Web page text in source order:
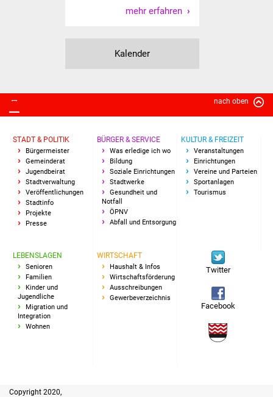
ÖPNV
Stadtfest
Ostermarkt
Stadtbücherei
Stadtarchiv
mehr erfahren
Kalender
nach oben
STADT & POLITIK
Bürgermeister
Gemeinderat
Jugendbeirat
Stadtverwaltung
Veröffentlichungen
Stadtinfo
Projekte
Presse
BÜRGER & SERVICE
Was erledige ich wo
Bildung
Soziale Einrichtungen
Stadtwerke
Gesundheit und
Notfall
ÖPNV
Abfall und Entsorgung
KULTUR & FREIZEIT
Veranstaltungen
Einrichtungen
Vereine und Parteien
Sportanlagen
Tourismus
LEBENSLAGEN
Senioren
Familien
Kinder und
Jugendliche
Migration und
Integration
Wohnen
WIRTSCHAFT
Haushalt & Infos
Wirtschaftsförderung
Ausschreibungen
Gewerbeverzeichnis
Twitter
Facebook
Copyright 2020,